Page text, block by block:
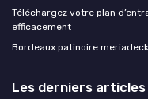
Téléchargez votre plan
efficacement
Bordeaux patinoire
Les derniers articles